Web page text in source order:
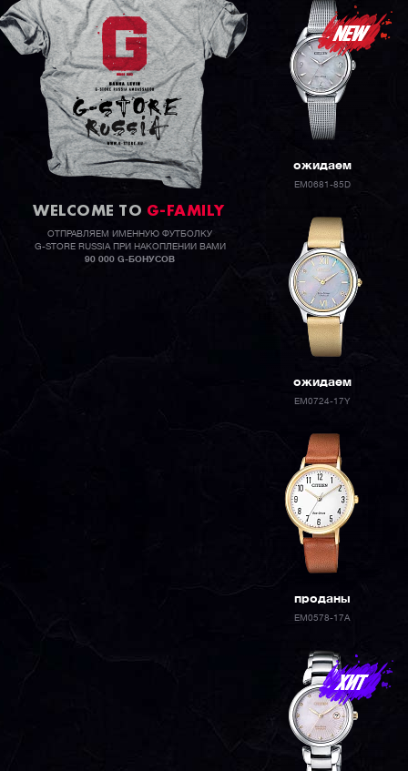
WELCOME TO G-FAMILY
ОТПРАВЛЯЕМ ИМЕННУЮ ФУТБОЛКУ
G-STORE RUSSIA ПРИ НАКОПЛЕНИИ ВАМИ
90 000 G-БОНУСОВ
ожидаем
EM0681-85D
ожидаем
EM0724-17Y
проданы
EM0578-17A